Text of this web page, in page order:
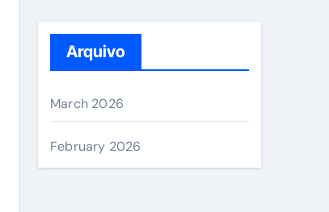
Arquivo
March 2026
February 2026